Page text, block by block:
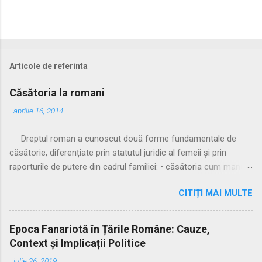
Articole de referinta
Căsătoria la romani
-aprilie 16, 2014
Dreptul roman a cunoscut două forme fundamentale de
căsătorie, diferențiate prin statutul juridic al femeii și prin
raporturile de putere din cadrul familiei: • căsătoria cum manus
și practicată a fost căsătoria cu manus, prin care femeia
trecea sub autoritatea soțului, devenind parte a familiei
acestuia. Spre sfârșitul Republicii, tot mai multe femei au
început să evite această subordonare, trăind în uniuni
nelegitime. Pentru a limita fenomenul, romanii au recunoscut și
CITIȚI MAI MULTE
Epoca Fanariotă în Țările Române: Cauze,
Context și Implicații Politice